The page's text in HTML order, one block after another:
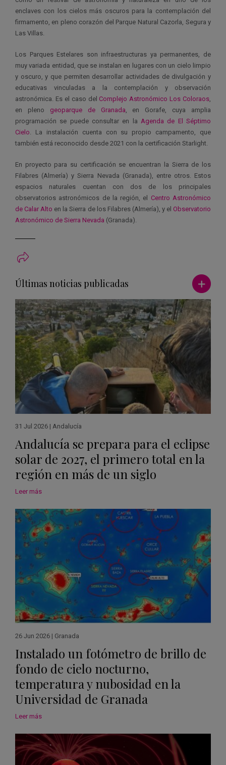
enclaves con los cielos más oscuros para la contemplación del
firmamento, en pleno corazón del Parque Natural Cazorla, Segura y
Las Villas.
Los Parques Estelares son infraestructuras ya permanentes, de
muy variada entidad, que se instalan en lugares con un cielo limpio
y oscuro, y que permiten desarrollar actividades de divulgación y
educativas vinculadas a la contemplación y observación
astronómica. Es el caso del Complejo Astronómico Los Coloraos,
en pleno geoparque de Granada, en Gorafe, cuya amplia
programación se puede consultar en la Agenda de El Séptimo
Cielo. La instalación cuenta con su propio campamento, que
también está reconocido desde 2021 con la certificación Starlight.
En proyecto para su certificación se encuentran la Sierra de los
Filabres (Almería) y Sierra Nevada (Granada), entre otros. Estos
espacios naturales cuentan con dos de los principales
observatorios astronómicos de la región, el Centro Astronómico
de Calar Alto en la Sierra de los Filabres (Almería), y el Observatorio
Astronómico de Sierra Nevada (Granada).
Últimas noticias publicadas Ver más
31 Jul 2026 | Andalucía
Andalucía se prepara para el eclipse
solar de 2027, el primero total en la
región en más de un siglo
Leer más
26 Jun 2026 | Granada
Instalado un fotómetro de brillo de
fondo de cielo nocturno,
temperatura y nubosidad en la
Universidad de Granada
Leer más